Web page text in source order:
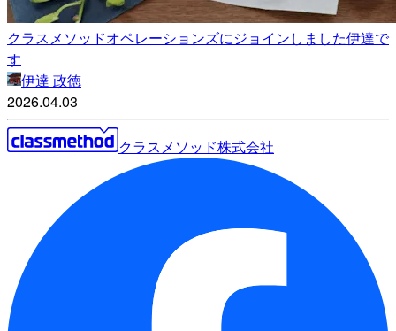
クラスメソッドオペレーションズにジョインしました伊達で
す
伊達 政徳
2026.04.03
クラスメソッド株式会社